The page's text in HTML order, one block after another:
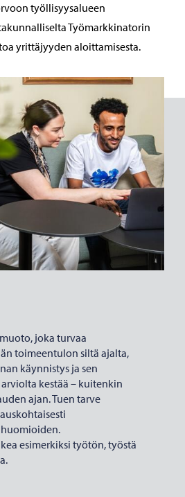
työllisyysalueen
Työmarkkinatorin
yrittäjyyden aloittamisesta.
joka turvaa
toimeentulon siltä ajalta,
käynnistys ja sen
kestää – kuitenkin
ajan. Tuen tarve
esimerkiksi työtön, työstä